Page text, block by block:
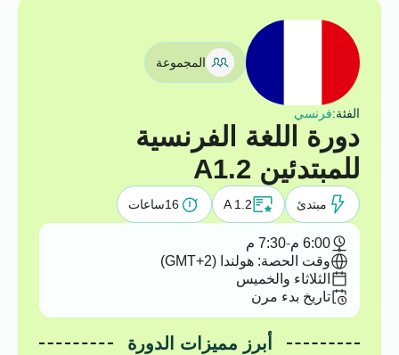
المجموعة
الفئة:فرنسي
دورة اللغة الفرنسية
للمبتدئين A1.2
مبتدئ A 1.2
16ساعات
6:00 م -7:30 م
وقت الحصة: هولندا (GMT+2)
الثلاثاء والخميس
تاريخ بدء مرن
أبرز مميزات الدورة